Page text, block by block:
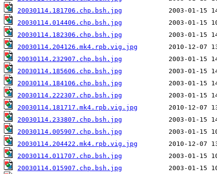
20030114.181706.chp.bsh.jpg
20030114.014406.chp.bsh.jpg
20030114.182306.chp.bsh.jpg
20030114.204126.mk4.rpb.vig.jpg
20030114.232907.chp.bsh.jpg
20030114.185606.chp.bsh.jpg
20030114.184106.chp.bsh.jpg
20030114.222307.chp.bsh.jpg
20030114.181717.mk4.rpb.vig.jpg
20030114.233807.chp.bsh.jpg
20030114.005907.chp.bsh.jpg
20030114.204422.mk4.rpb.vig.jpg
20030114.011707.chp.bsh.jpg
20030114.015907.chp.bsh.jpg